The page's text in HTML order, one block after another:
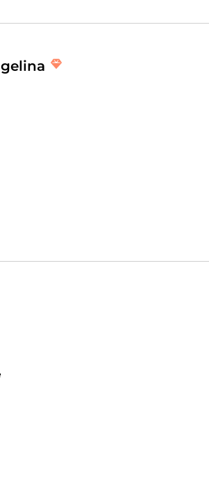
durch kreative Designs, höchste
Kunden und gestaltet einzigartige
Hair – deinem exklusiven Studio für
Kreativität und einem
auch schön bist. In entspannter
Angels Hair – für Schönheit, die von